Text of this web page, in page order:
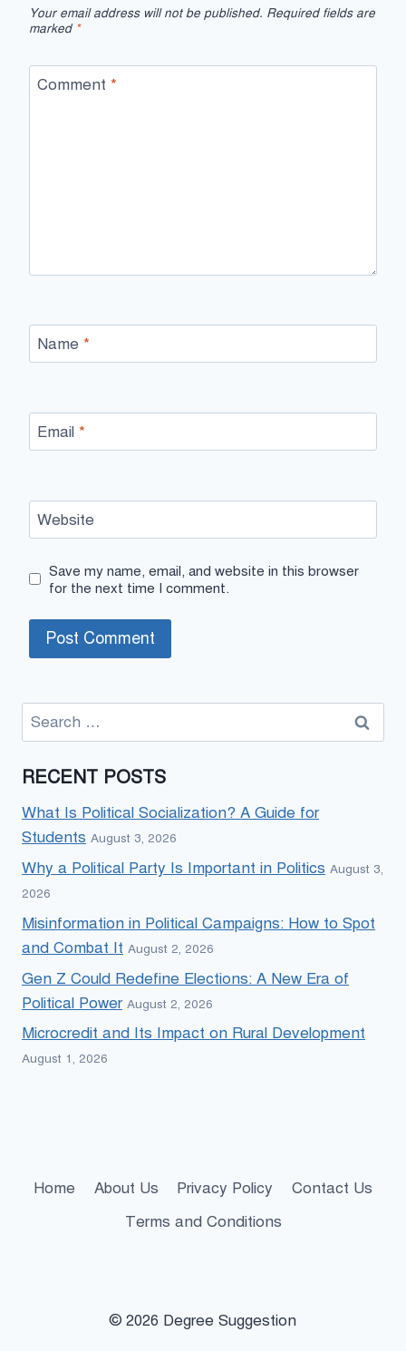
Your email address will not be published. Required fields are
marked *
Comment *
Name *
Email *
Website
Save my name, email, and website in this browser
for the next time I comment.
Search
for:
RECENT POSTS
What Is Political Socialization? A Guide for
Students August 3, 2026
Why a Political Party Is Important in Politics August 3,
2026
Misinformation in Political Campaigns: How to Spot
and Combat It August 2, 2026
Gen Z Could Redefine Elections: A New Era of
Political Power August 2, 2026
Microcredit and Its Impact on Rural Development
August 1, 2026
Home About Us Privacy Policy
Contact Us
Terms and Conditions
© 2026 Degree Suggestion